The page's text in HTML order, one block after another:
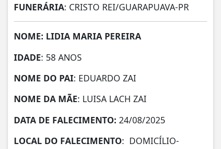
FUNERÁRIA: CRISTO REI/GUARAPUAVA-PR
NOME: LIDIA MARIA PEREIRA
IDADE: 58 ANOS
NOME DO PAI: EDUARDO ZAI
NOME DA MÃE: LUISA LACH ZAI
DATA DE FALECIMENTO: 24/08/2025
LOCAL DO FALECIMENTO: DOMICÍLIO-